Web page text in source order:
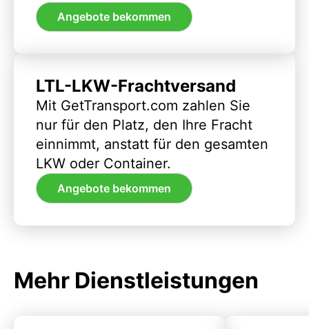
Angebote bekommen
LTL-LKW-Frachtversand
Mit GetTransport.com zahlen Sie
nur für den Platz, den Ihre Fracht
einnimmt, anstatt für den gesamten
LKW oder Container.
Angebote bekommen
Mehr Dienstleistungen